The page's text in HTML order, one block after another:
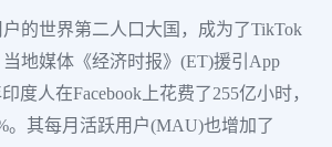
的世界第二人口大国，成为了TikTok
地媒体《经济时报》(ET)援引App
度人在Facebook上花费了255亿小时，
。其每月活跃用户(MAU)也增加了